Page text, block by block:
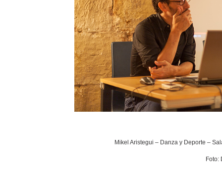
Mikel Aristegui – Danza y Deporte –
Foto: